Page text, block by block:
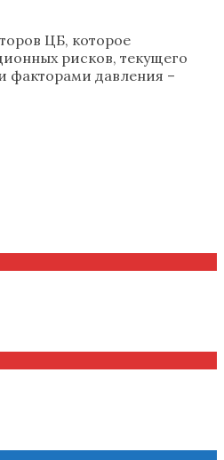
ЦБ, которое
рисков, текущего
факторами давления –